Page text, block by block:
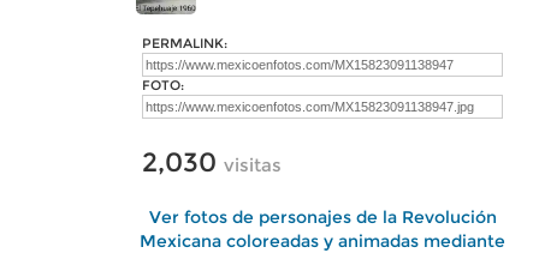
PERMALINK:
FOTO:
2,030 visitas
Ver fotos de personajes de la Revolución
Mexicana coloreadas y animadas mediante